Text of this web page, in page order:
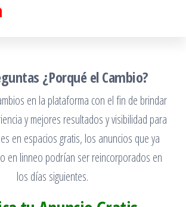
¿Porqué el Cambio?
en la plataforma con el fin de brindar
y mejores resultados y visibilidad para
en espacios gratis, los anuncios que ya
en linneo podrían ser reincorporados en
los días siguientes.